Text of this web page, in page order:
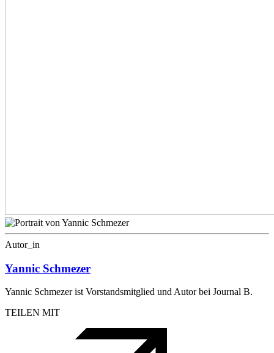
Autor_in
Yannic Schmezer
Yannic Schmezer ist Vorstandsmitglied und Autor bei Journal B.
TEILEN MIT